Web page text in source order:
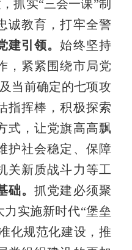
抓实“三会一课”制
诚教育，打牢全警
建引领。始终坚持
，紧紧围绕市局党
当前确定的七项攻
指挥棒，积极探索
式，让党旗高高飘
护社会稳定、保障
关新质战斗力等工
础。抓党建必须聚
实施新时代“堡垒
化规范化建设，推